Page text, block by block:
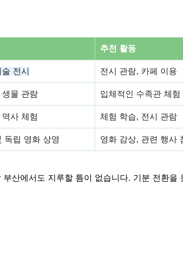
추천 활동
전시 전시 관람, 카페 이용
물 관람 입체적인 수족관 체험
사 체험 체험 학습, 전시 관람
독립 영화 상영 영화 감상, 관련 행사
산에서도 지루할 틈이 없습니다. 기분 전환을